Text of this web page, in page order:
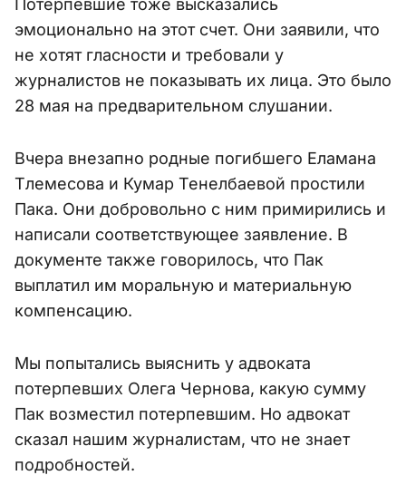
Потерпевшие тоже высказались
эмоционально на этот счет. Они заявили, что
не хотят гласности и требовали у
журналистов не показывать их лица. Это было
28 мая на предварительном слушании.
Вчера внезапно родные погибшего Еламана
Тлемесова и Кумар Тенелбаевой простили
Пака. Они добровольно с ним примирились и
написали соответствующее заявление. В
документе также говорилось, что Пак
выплатил им моральную и материальную
компенсацию.
Мы попытались выяснить у адвоката
потерпевших Олега Чернова, какую сумму
Пак возместил потерпевшим. Но адвокат
сказал нашим журналистам, что не знает
подробностей.